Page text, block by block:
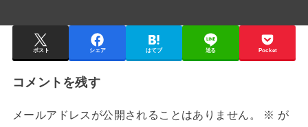
ポスト シェア はてブ 送る Pocket
コメントを残す
メールアドレスが公開されることはありません。 ※ が